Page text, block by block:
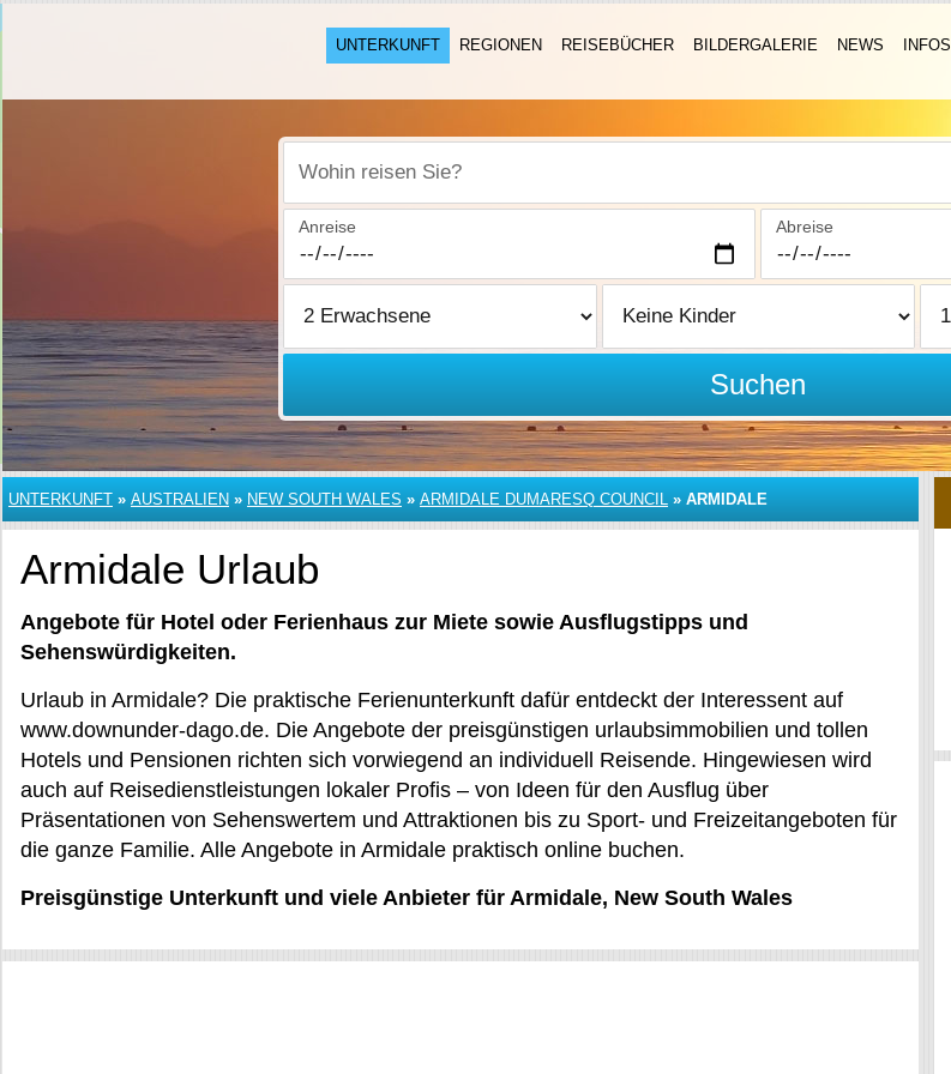
UNTERKUNFT REGIONEN REISEBÜCHER BILDERGALERIE NEWS INFOS
Wohin reisen Sie?
Anreise Abreise
Suchen
UNTERKUNFT » AUSTRALIEN » NEW SOUTH WALES » ARMIDALE DUMARESQ COUNCIL » ARMIDALE
Armidale Urlaub
Angebote für Hotel oder Ferienhaus zur Miete sowie Ausflugstipps und
Sehenswürdigkeiten.
Urlaub in Armidale? Die praktische Ferienunterkunft dafür entdeckt der Interessent auf
www.downunder-dago.de. Die Angebote der preisgünstigen urlaubsimmobilien und tollen
Hotels und Pensionen richten sich vorwiegend an individuell Reisende. Hingewiesen wird
auch auf Reisedienstleistungen lokaler Profis – von Ideen für den Ausflug über
Präsentationen von Sehenswertem und Attraktionen bis zu Sport- und Freizeitangeboten für
die ganze Familie. Alle Angebote in Armidale praktisch online buchen.
Preisgünstige Unterkunft und viele Anbieter für Armidale, New South Wales